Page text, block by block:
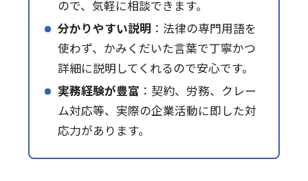
ので、気軽に相談できます。
分かりやすい説明 ：法律の専門用語を
使わず、かみくだいた言葉で丁寧かつ
詳細に説明してくれるので安心です。
実務経験が豊富 ：契約、労務、クレー
ム対応等、実際の企業活動に即した対
応力があります。